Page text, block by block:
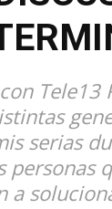
serias
a